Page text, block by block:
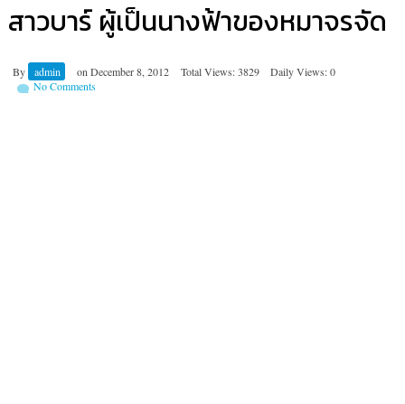
สาวบาร์ ผู้เป็นนางฟ้าของหมาจรจัด
By admin on December 8, 2012 Total Views: 3829
Daily Views: 0
No Comments